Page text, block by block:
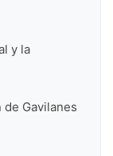
y la
Gavilanes